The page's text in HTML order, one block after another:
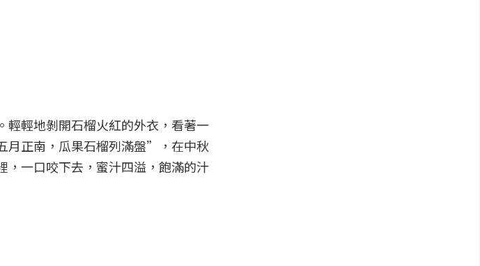
輕輕地剝開石榴火紅的外衣，看著一
月正南，瓜果石榴列滿盤”，在中秋
，一口咬下去，蜜汁四溢，飽滿的汁